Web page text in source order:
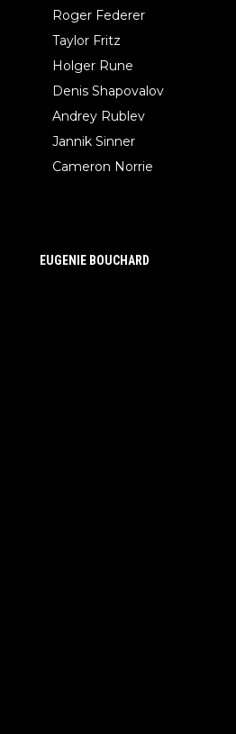
Roger Federer
Taylor Fritz
Holger Rune
Denis Shapovalov
Andrey Rublev
Jannik Sinner
Cameron Norrie
EUGENIE BOUCHARD